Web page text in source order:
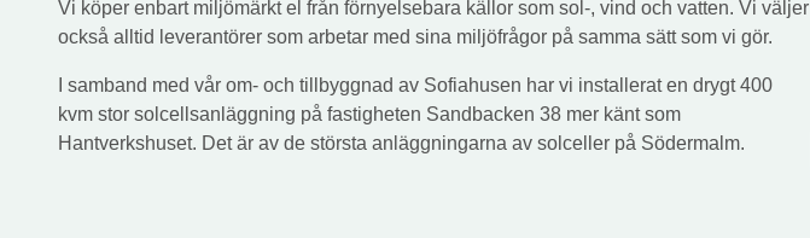
Vi köper enbart miljömärkt el från förnyelsebara källor som sol-, vind och vatten. Vi väljer
också alltid leverantörer som arbetar med sina miljöfrågor på samma sätt som vi gör.
I samband med vår om- och tillbyggnad av Sofiahusen har vi installerat en drygt 400
kvm stor solcellsanläggning på fastigheten Sandbacken 38 mer känt som
Hantverkshuset. Det är av de största anläggningarna av solceller på Södermalm.